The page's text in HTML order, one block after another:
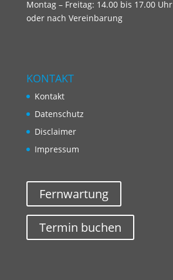
Montag – Freitag: 14.00 bis 17.00 Uhr
oder nach Vereinbarung
KONTAKT
Kontakt
Datenschutz
Disclaimer
Impressum
Fernwartung
Termin buchen